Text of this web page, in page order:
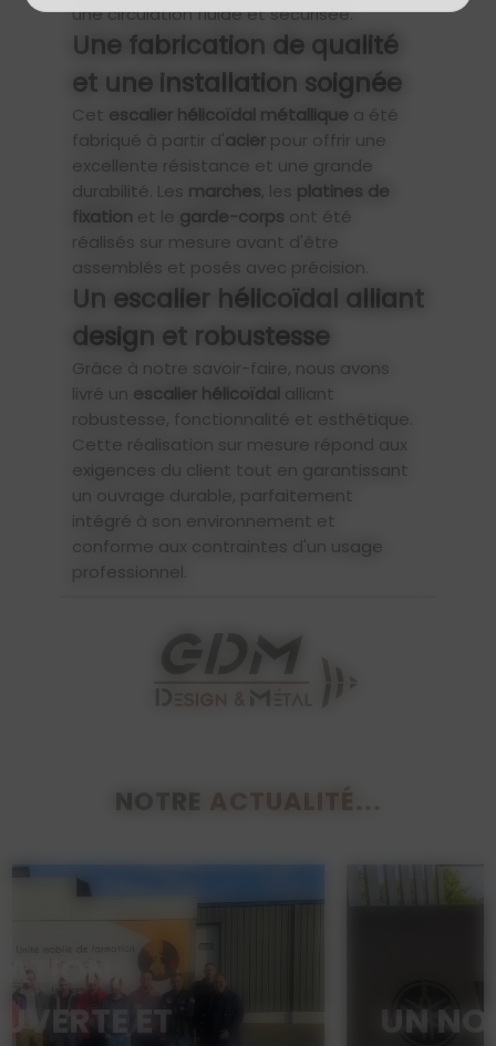
une circulation fluide et sécurisée.
Une fabrication de qualité
et une installation soignée
Cet escalier hélicoïdal métallique a été
fabriqué à partir d'acier pour offrir une
excellente résistance et une grande
durabilité. Les marches, les platines de
fixation et le garde-corps ont été
réalisés sur mesure avant d'être
assemblés et posés avec précision.
Un escalier hélicoïdal alliant
design et robustesse
Grâce à notre savoir-faire, nous avons
livré un escalier hélicoïdal alliant
robustesse, fonctionnalité et esthétique.
Cette réalisation sur mesure répond aux
exigences du client tout en garantissant
un ouvrage durable, parfaitement
intégré à son environnement et
conforme aux contraintes d'un usage
professionnel.
NOTRE ACTUALITÉ...
UN NOUVEAU GARDE-